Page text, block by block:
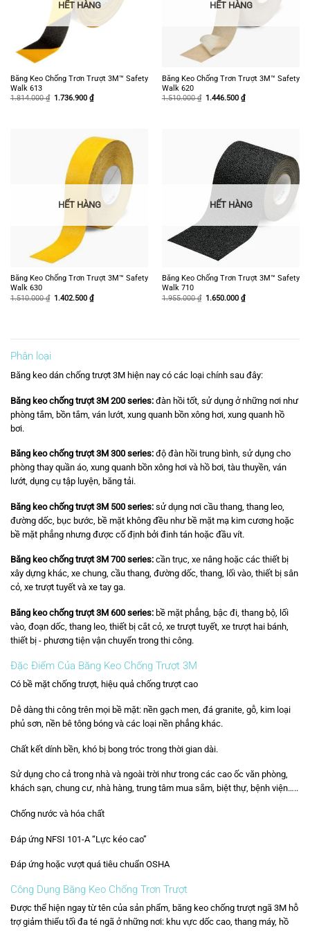
HẾT HÀNG
Băng Keo Chống Trơn Trượt 3M™ Safety
Walk 613
1.814.000₫ Giá
1.736.900₫Giá
hiện
HẾT HÀNG
Băng Keo Chống Trơn Trượt 3M™ Safety
Walk 620
1.510.000₫ Giá
1.446.500₫Giá
hiện
HẾT HÀNG
Băng Keo Chống Trơn Trượt 3M™ Safety
Walk 630
1.510.000₫ Giá
1.402.500₫Giá
hiện
HẾT HÀNG
Băng Keo Chống Trơn Trượt 3M™ Safety
Walk 710
1.955.000₫ Giá
1.650.000₫Giá
hiện
Phân loại
Băng keo dán chống trượt 3M hiện nay có các loại chính sau đây:
Băng keo chống trượt 3M 200 series: đàn hồi tốt, sử dụng ở những nơi như
phòng tắm, bồn tắm, ván lướt, xung quanh bồn xông hơi, xung quanh hồ
bơi.
Băng keo chống trượt 3M 300 series: độ đàn hồi trung bình, sử dụng cho
phòng thay quần áo, xung quanh bồn xông hơi và hồ bơi, tàu thuyền, ván
lướt, dụng cụ tập luyện, băng tải.
Băng keo chống trượt 3M 500 series: sử dụng nơi cầu thang, thang leo,
đường dốc, bục bước, bề mặt không đều như bề mặt mạ kim cương hoặc
bề mặt phẳng nhưng được cố định bởi đinh tán hoặc đầu vít.
Băng keo chống trượt 3M 700 series: cần trục, xe nâng hoặc các thiết bị
xây dựng khác, xe chung, cầu thang, đường dốc, thang, lối vào, thiết bị sân
cỏ, xe trượt tuyết và xe tay ga.
Băng keo chống trượt 3M 600 series: bề mặt phẳng, bậc đi, thang bộ, lối
vào, đoạn dốc, thang leo, thiết bị cắt cỏ, xe trượt tuyết, xe trượt hai bánh,
thiết bị - phương tiện vận chuyển trong thi công.
Đặc Điểm Của Băng Keo Chống Trượt 3M
Có bề mặt chống trượt, hiệu quả chống trượt cao
Dễ dàng thi công trên mọi bề mặt: nền gạch men, đá granite, gỗ, kim loại
phủ sơn, nền bê tông bóng và các loại nền phẳng khác.
Chất kết dính bền, khó bị bong tróc trong thời gian dài.
Sử dụng cho cả trong nhà và ngoài trời như trong các cao ốc văn phòng,
khách sạn, chung cư, nhà hàng, trung tâm mua sắm, biệt thự, bệnh viện…..
Chống nước và hóa chất
Đáp ứng NFSI 101-A “Lực kéo cao”
Đáp ứng hoặc vượt quá tiêu chuẩn OSHA
Công Dụng Băng Keo Chống Trơn Trượt
Được thể hiện ngay từ tên của sản phẩm, băng keo chống trượt ngã 3M hỗ
trợ giảm thiểu tối đa té ngã ở những nơi: khu vực dốc cao, thang máy, hồ